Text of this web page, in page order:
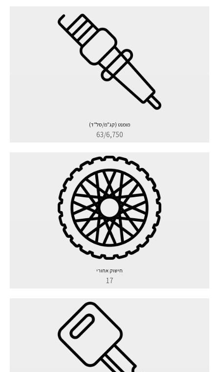
מומנט (קג"מ/סל"ד)
63/6,750
חישוק אחורי
17